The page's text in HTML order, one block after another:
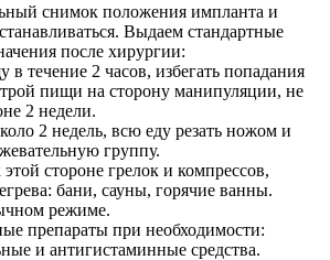
снимок положения импланта и
Выдаем стандартные
после хирургии:
течение 2 часов, избегать попадания
пищи на сторону манипуляции, не
2 недели.
2 недель, всю еду резать ножом и
группу.
стороне грелок и компрессов,
бани, сауны, горячие ванны.
режиме.
препараты при необходимости:
и антигистаминные средства.